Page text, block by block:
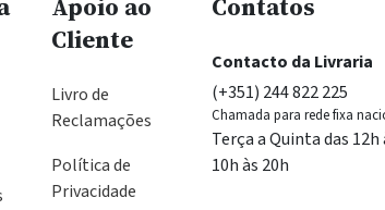
Apoio ao
Cliente
Livro de
Reclamações
Política de
Privacidade
Contatos
Contacto da Livraria
(+351) 244 822 225
Chamada para rede fixa
Terça a Quinta das 12h
10h às 20h